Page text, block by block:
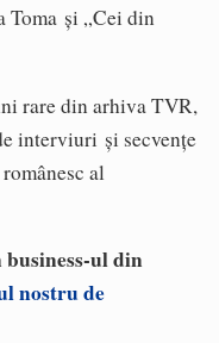
Toma și „Cei din
rare din arhiva TVR,
interviuri și secvențe
al
ul din
nostru de